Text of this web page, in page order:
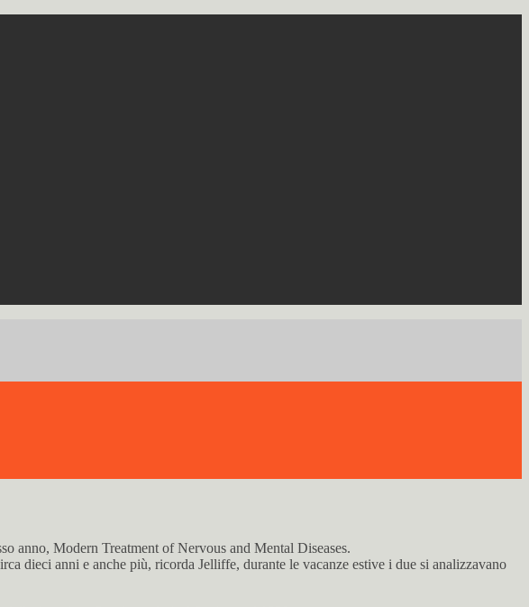
anno, Modern Treatment of Nervous and Mental Diseases.
dieci anni e anche più, ricorda Jelliffe, durante le vacanze estive i due si analizzavano